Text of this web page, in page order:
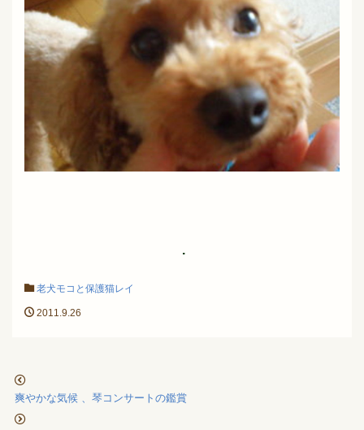
.
老犬モコと保護猫レイ
2011.9.26
爽やかな気候 、琴コンサートの鑑賞